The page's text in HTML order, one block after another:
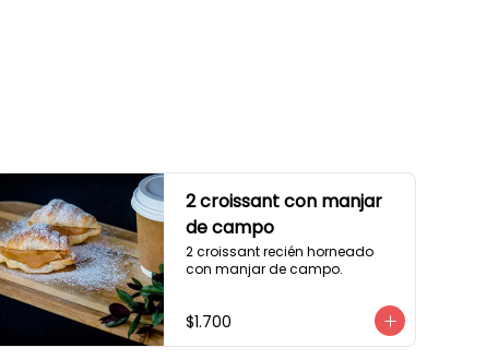
2 croissant con manjar
de campo
2 croissant recién horneado
con manjar de campo.
$1.700